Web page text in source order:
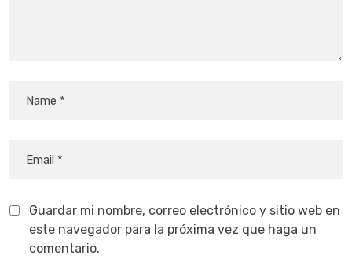
Guardar mi nombre, correo electrónico y sitio web en
este navegador para la próxima vez que haga un
comentario.